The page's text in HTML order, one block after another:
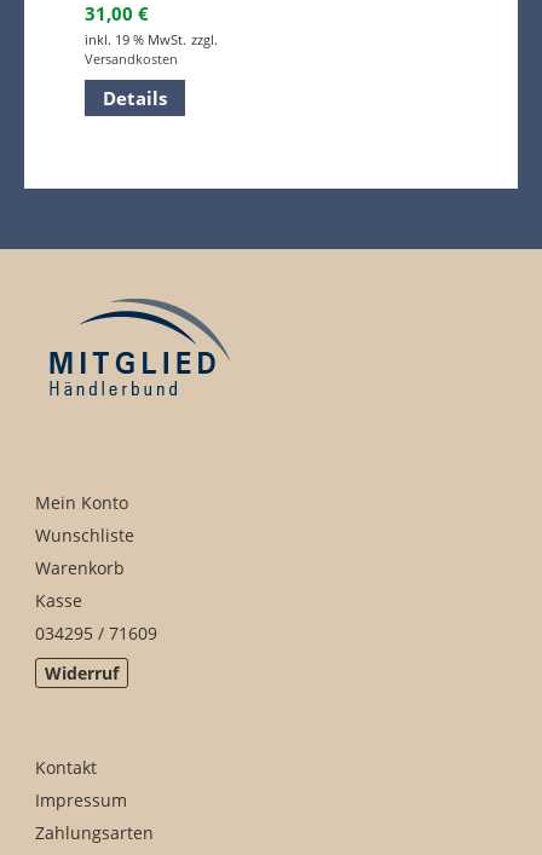
31,00 €
inkl. 19 % MwSt. zzgl.
Versandkosten
Details
Mein Konto
Wunschliste
Warenkorb
Kasse
034295 / 71609
Widerruf
Kontakt
Impressum
Zahlungsarten